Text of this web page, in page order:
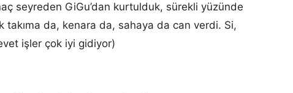
seyreden GiGu’dan kurtulduk, sürekli yüzünde
takıma da, kenara da, sahaya da can verdi. Si,
işler çok iyi gidiyor)